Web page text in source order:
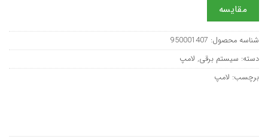
مقایسه
شناسه محصول: 950001407
دسته: سیستم برقی, لامپ
برچسب: لامپ